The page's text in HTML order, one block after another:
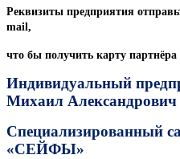
Реквизиты предприятия
mail,
что бы получить карту партнёра
Индивидуальный
Михаил Александрович
Специализированный
«СЕЙФЫ»